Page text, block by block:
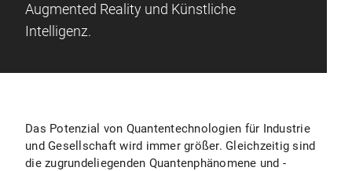
Augmented Reality und Künstliche
Intelligenz.
Das Potenzial von Quantentechnologien für Industrie
und Gesellschaft wird immer größer. Gleichzeitig sind
die zugrundeliegenden Quantenphänomene und -